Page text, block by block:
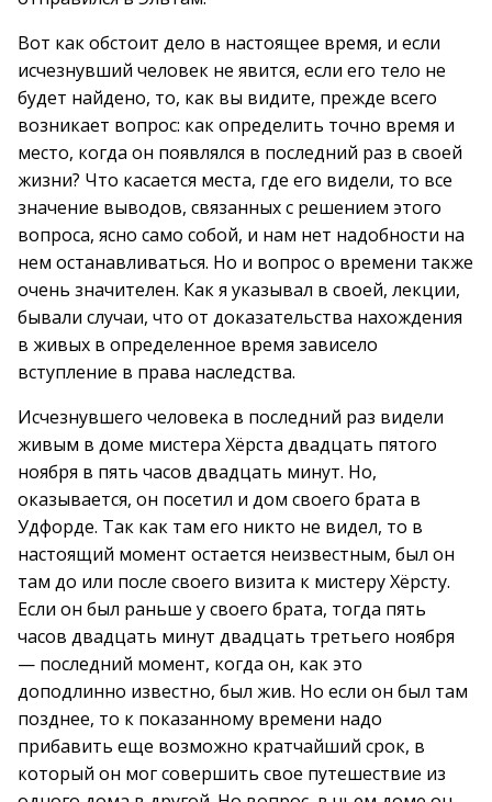
Вот как обстоит дело в настоящее время, и если
исчезнувший человек не явится, если его тело не
будет найдено, то, как вы видите, прежде всего
возникает вопрос: как определить точно время и
место, когда он появлялся в последний раз в своей
жизни? Что касается места, где его видели, то все
значение выводов, связанных с решением этого
вопроса, ясно само собой, и нам нет надобности на
нем останавливаться. Но и вопрос о времени также
очень значителен. Как я указывал в своей, лекции,
бывали случаи, что от доказательства нахождения
в живых в определенное время зависело
вступление в права наследства.
Исчезнувшего человека в последний раз видели
живым в доме мистера Хёрста двадцать пятого
ноября в пять часов двадцать минут. Но,
оказывается, он посетил и дом своего брата в
Удфорде. Так как там его никто не видел, то в
настоящий момент остается неизвестным, был он
там до или после своего визита к мистеру Хёрсту.
Если он был раньше у своего брата, тогда пять
часов двадцать минут двадцать третьего ноября
— последний момент, когда он, как это
доподлинно известно, был жив. Но если он был там
позднее, то к показанному времени надо
прибавить еще возможно кратчайший срок, в
который он мог совершить свое путешествие из